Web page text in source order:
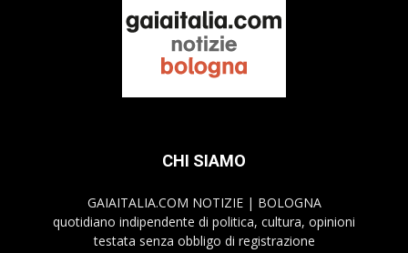
CHI SIAMO
GAIAITALIA.COM NOTIZIE | BOLOGNA
quotidiano indipendente di politica, cultura, opinioni
testata senza obbligo di registrazione